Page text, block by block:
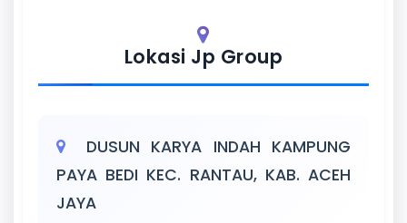
Lokasi Jp Group
DUSUN KARYA INDAH KAMPUNG
PAYA BEDI KEC. RANTAU, KAB. ACEH
JAYA